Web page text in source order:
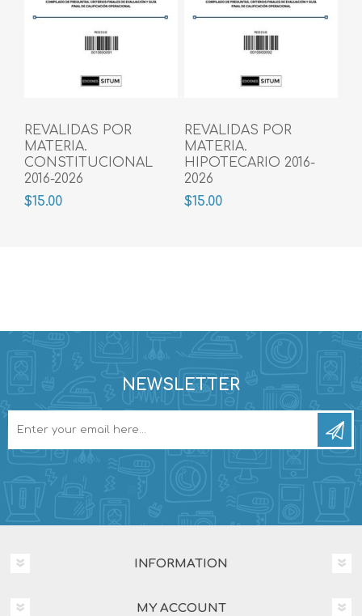
REVALIDAS POR
MATERIA.
CONSTITUCIONAL
2016-2026
$15.00
REVALIDAS POR
MATERIA.
HIPOTECARIO 2016-
2026
$15.00
NEWSLETTER
INFORMATION
MY ACCOUNT